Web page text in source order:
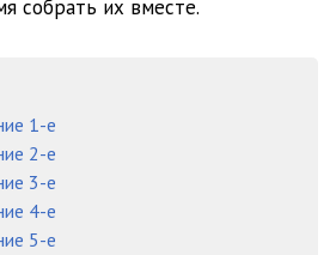
собрать их вместе.
1-е
2-е
3-е
4-е
5-е